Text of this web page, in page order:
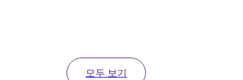
모두 보기